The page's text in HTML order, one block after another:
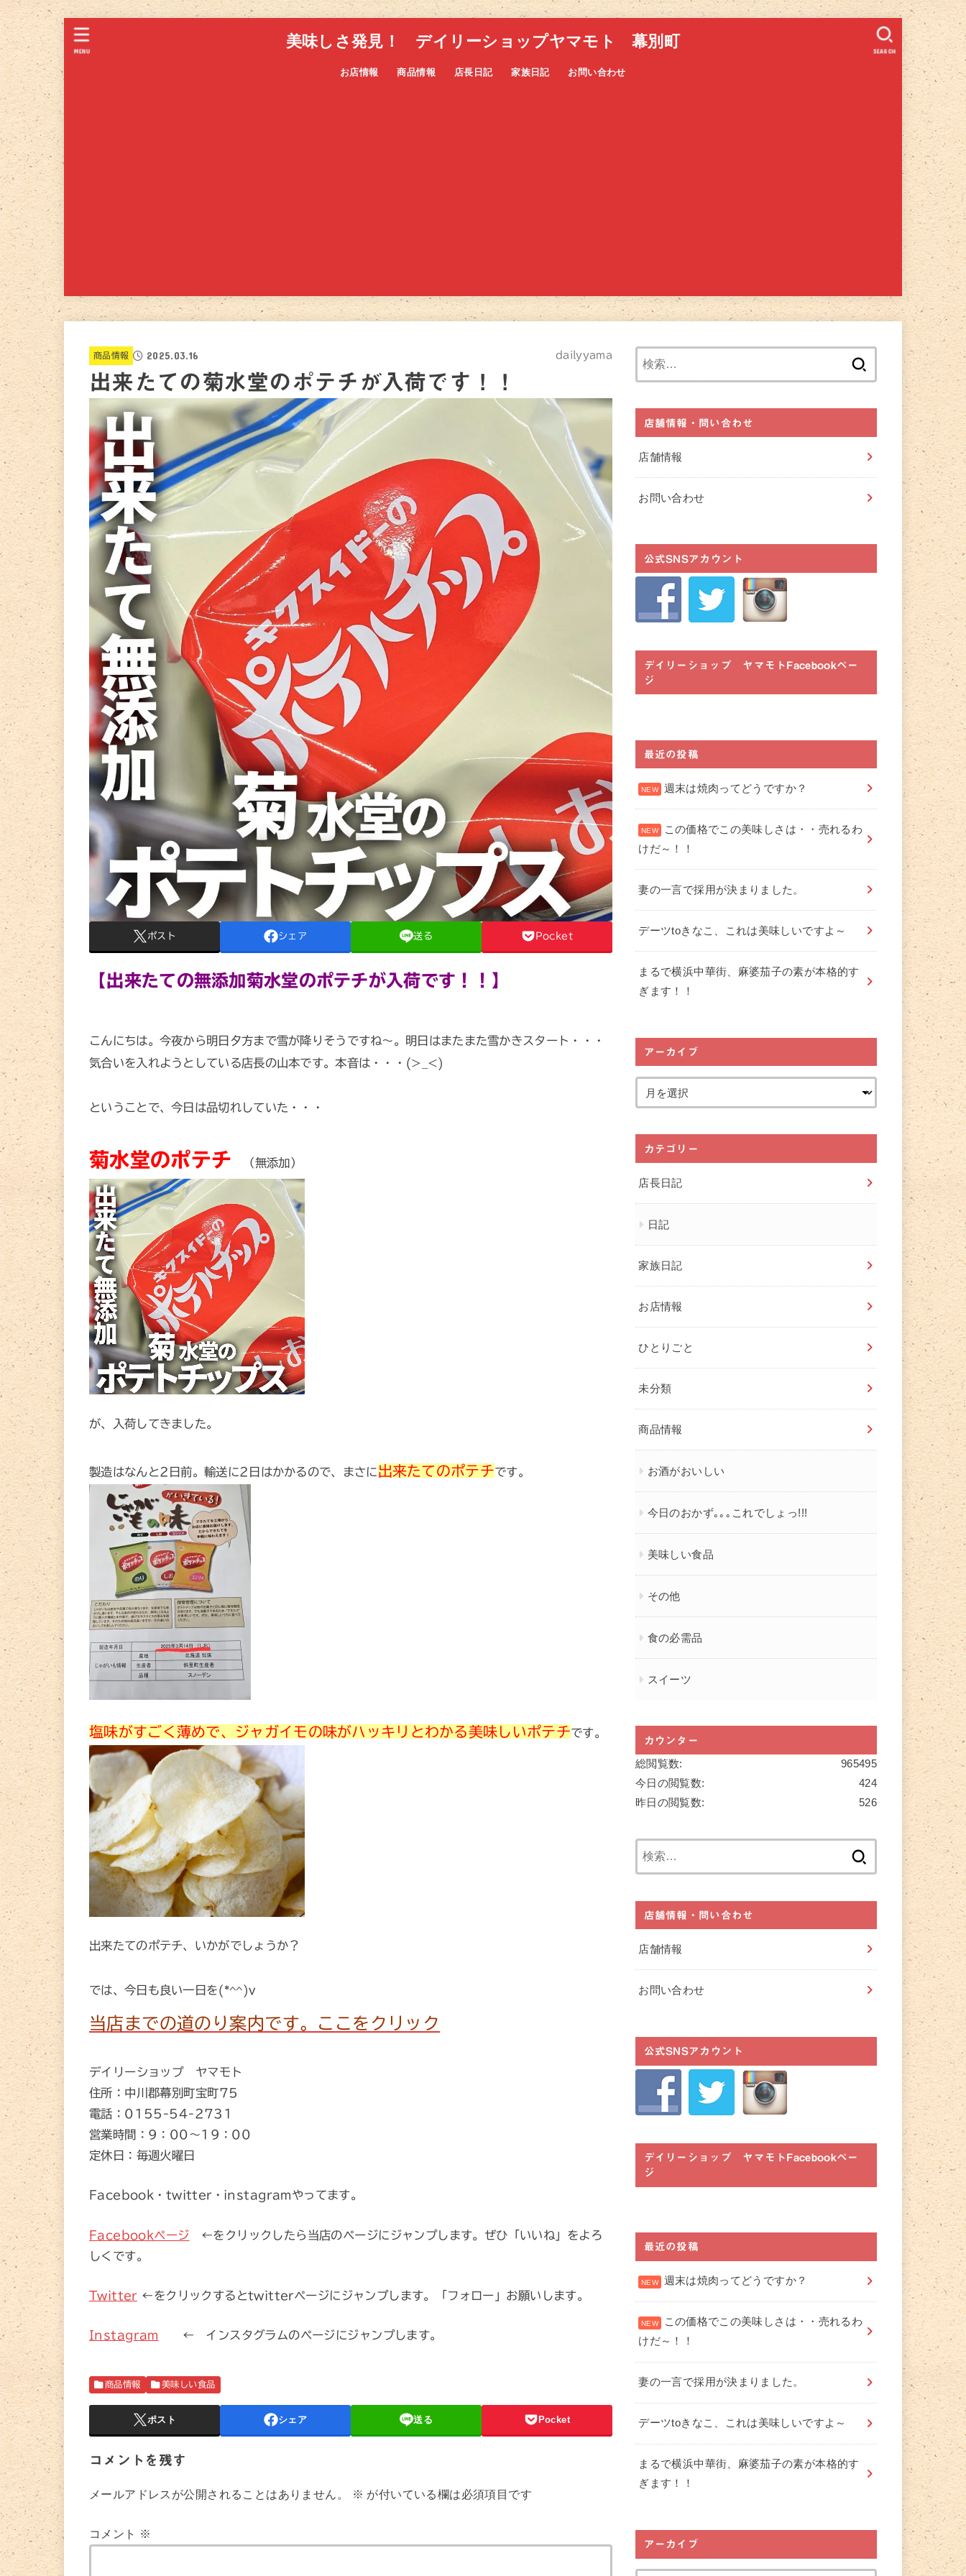
美味しさ発見！ デイリーショップヤマモト 幕別町
お店情報 商品情報 店長日記 家族日記 お問い合わせ
SEARCH
MENU
商品情報 2025.03.16 dailyyama
出来たての菊水堂のポテチが入荷です！！
ポスト シェア 送る Pocket
【出来たての無添加菊水堂のポテチが入荷です！！】
こんにちは。今夜から明日夕方まで雪が降りそうですね～。明日はまたまた雪かきスタート・・・
気合いを入れようとしている店長の山本です。本音は・・・(>_<)
ということで、今日は品切れしていた・・・
菊水堂のポテチ （無添加）
が、入荷してきました。
製造はなんと2日前。輸送に2日はかかるので、まさに出来たてのポテチです。
塩味がすごく薄めで、ジャガイモの味がハッキリとわかる美味しいポテチです。
出来たてのポテチ、いかがでしょうか？
では、今日も良い一日を(*^^)v
当店までの道のり案内です。ここをクリック
デイリーショップ ヤマモト
住所：中川郡幕別町宝町75
電話：0155-54-2731
営業時間：9：00～19：00
定休日：毎週火曜日
Facebook・twitter・instagramやってます。
Facebookページ ←をクリックしたら当店のページにジャンプします。ぜひ「いいね」をよろ
しくです。
Twitter ←をクリックするとtwitterページにジャンプします。「フォロー」お願いします。
Instagram ← インスタグラムのページにジャンプします。
商品情報 美味しい食品
ポスト シェア 送る Pocket
コメントを残す
メールアドレスが公開されることはありません。 ※ が付いている欄は必須項目です
コメント ※
店舗情報・問い合わせ
店舗情報
お問い合わせ
公式SNSアカウント
デイリーショップ ヤマモトFacebookペー
ジ
最近の投稿
週末は焼肉ってどうですか？
この価格でこの美味しさは・・売れるわ
けだ～！！
妻の一言で採用が決まりました。
デーツtoきなこ、これは美味しいですよ～
まるで横浜中華街、麻婆茄子の素が本格的す
ぎます！！
アーカイブ
カテゴリー
店長日記
日記
家族日記
お店情報
ひとりごと
未分類
商品情報
お酒がおいしい
今日のおかず｡｡｡これでしょっ!!!
美味しい食品
その他
食の必需品
スイーツ
カウンター
965495
総閲覧数:
424
今日の閲覧数:
526
昨日の閲覧数:
店舗情報・問い合わせ
店舗情報
お問い合わせ
公式SNSアカウント
デイリーショップ ヤマモトFacebookペー
ジ
最近の投稿
週末は焼肉ってどうですか？
この価格でこの美味しさは・・売れるわ
けだ～！！
妻の一言で採用が決まりました。
デーツtoきなこ、これは美味しいですよ～
まるで横浜中華街、麻婆茄子の素が本格的す
ぎます！！
アーカイブ